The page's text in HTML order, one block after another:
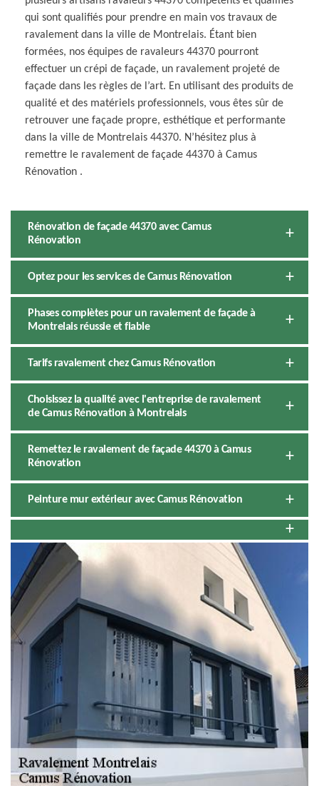
qui sont qualifiés pour prendre en main vos travaux de
ravalement dans la ville de Montrelais. Étant bien
formées, nos équipes de ravaleurs 44370 pourront
effectuer un crépi de façade, un ravalement projeté de
façade dans les règles de l’art. En utilisant des produits de
qualité et des matériels professionnels, vous êtes sûr de
retrouver une façade propre, esthétique et performante
dans la ville de Montrelais 44370. N’hésitez plus à
remettre le ravalement de façade 44370 à Camus
Rénovation .
Rénovation de façade 44370 avec Camus
Rénovation
Optez pour les services de Camus Rénovation
Phases complètes pour un ravalement de façade à
Montrelais réussie et fiable
Tarifs ravalement chez Camus Rénovation
Choisissez la qualité avec l'entreprise de ravalement
de Camus Rénovation à Montrelais
Remettez le ravalement de façade 44370 à Camus
Rénovation
Peinture mur extérieur avec Camus Rénovation